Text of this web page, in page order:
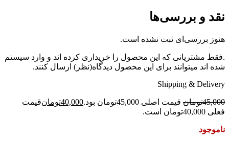
نقد و بررسی‌ها
هنوز بررسی‌ای ثبت نشده است.
.فقط مشتریانی که این محصول را خریداری کرده اند و وارد سیستم
شده اند میتوانند برای این محصول دیدگاه(نظر) ارسال کنند.
Shipping & Delivery
45,000تومان قیمت اصلی 45,000تومان بود. 40,000تومانقیمت
فعلی 40,000تومان است.
ناموجود